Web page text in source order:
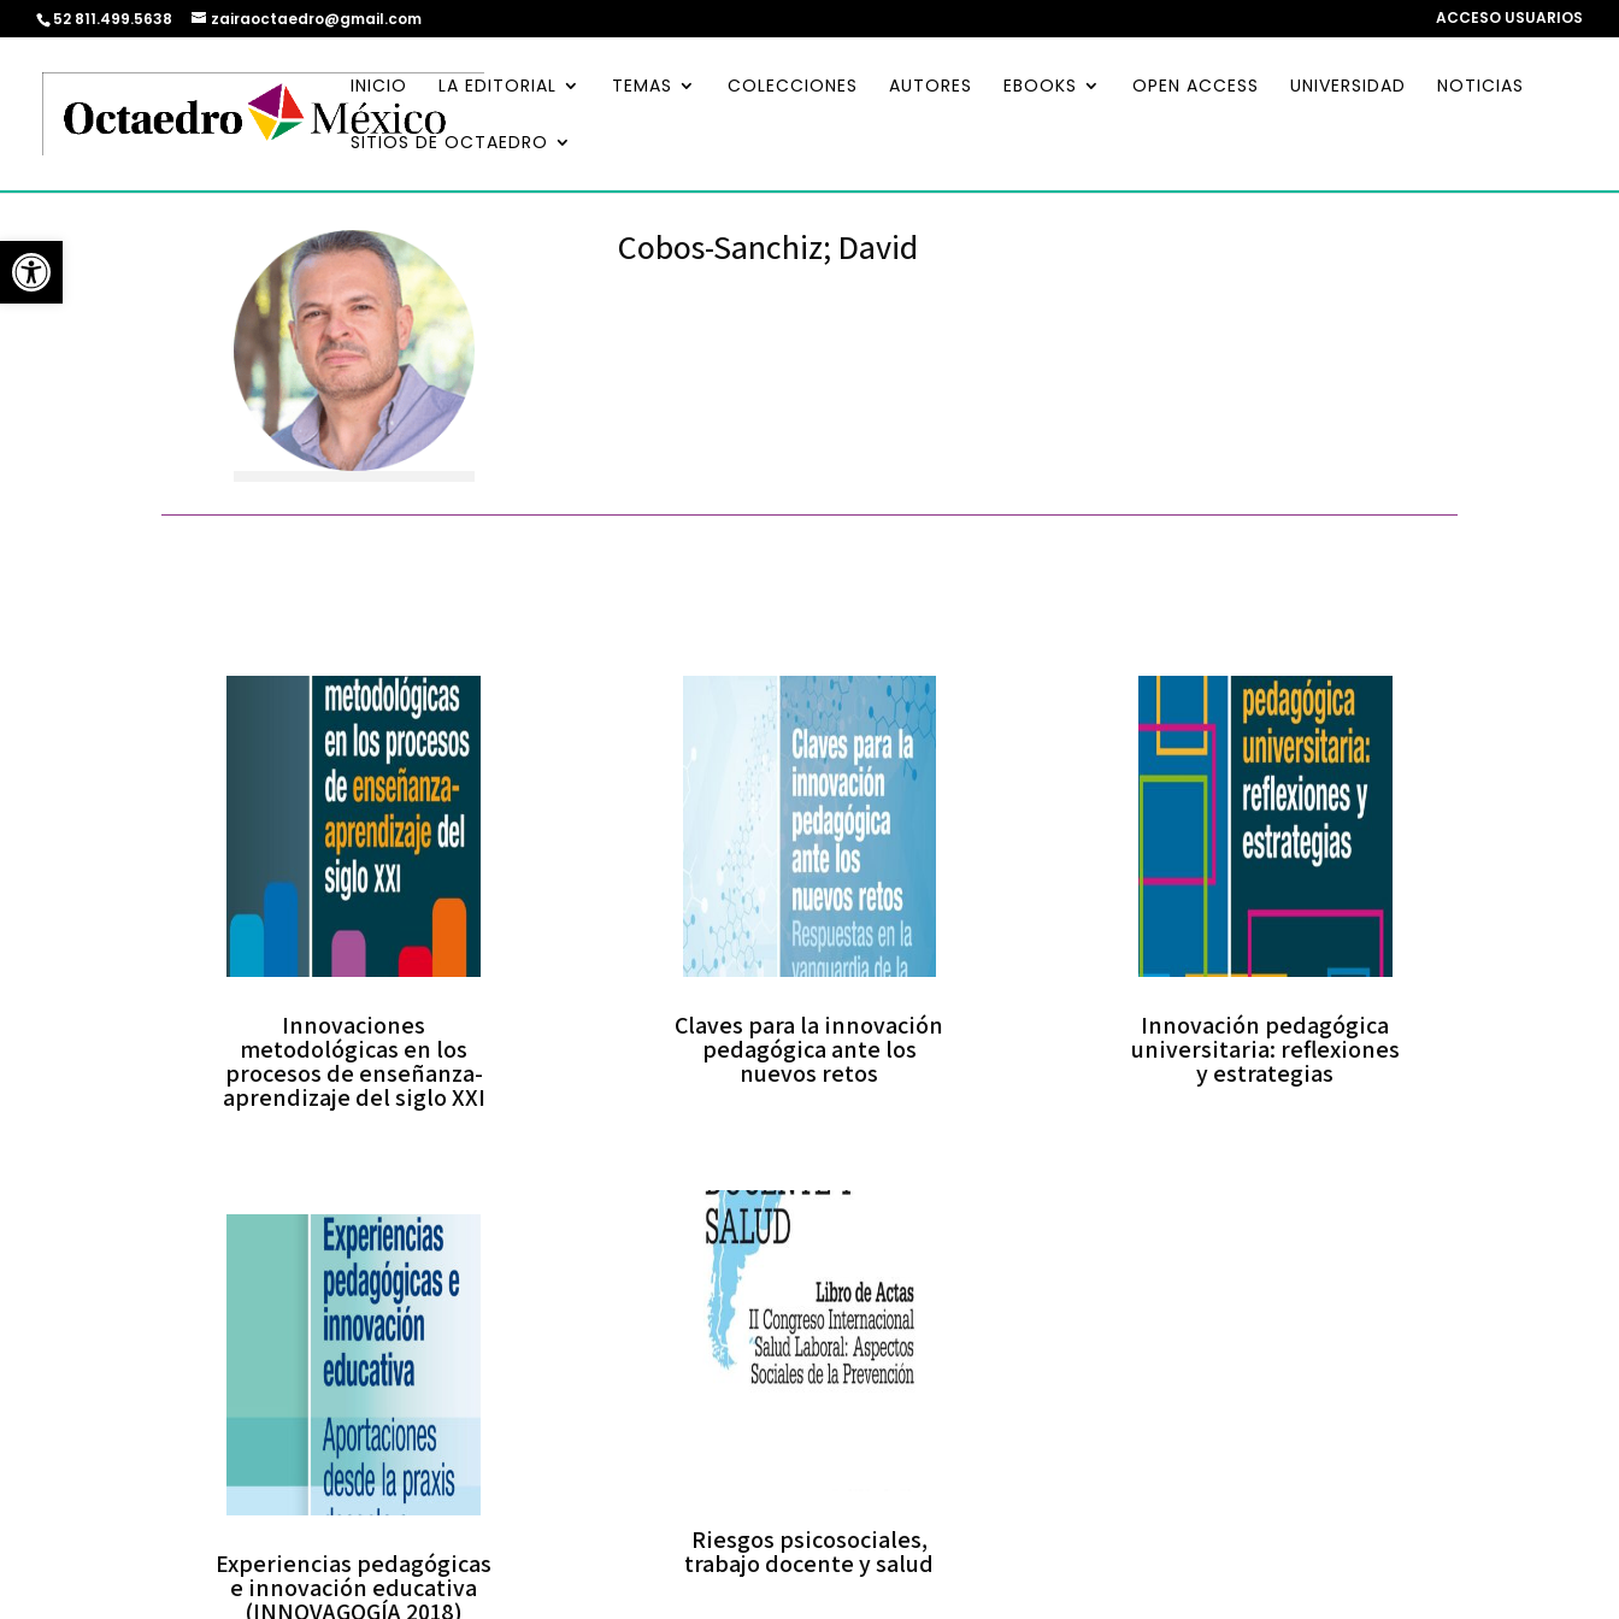
Abrir barra de herramientas
52 811.499.5638 zairaoctaedro@gmail.com ACCESO USUARIOS
INICIO LA EDITORIAL TEMAS COLECCIONES AUTORES EBOOKS OPEN ACCESS UNIVERSIDAD NOTICIAS
SITIOS DE OCTAEDRO
Cobos-Sanchiz; David
Innovaciones
metodológicas en los
procesos de enseñanza-
aprendizaje del siglo XXI
Experiencias pedagógicas
e innovación educativa
(INNOVAGOGÍA 2018)
Claves para la innovación
pedagógica ante los
nuevos retos
Riesgos psicosociales,
trabajo docente y salud
Innovación pedagógica
universitaria: reflexiones
y estrategias